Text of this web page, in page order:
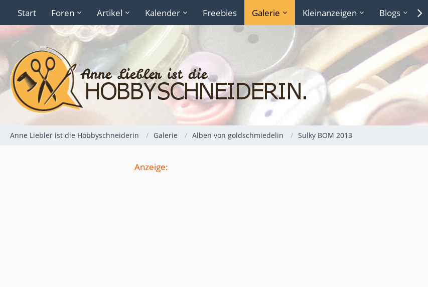
Start Foren Artikel Kalender Freebies Galerie Kleinanzeigen Blogs
Anne Liebler ist die Hobbyschneiderin Galerie Alben von goldschmiedelin Sulky BOM 2013
Anzeige: